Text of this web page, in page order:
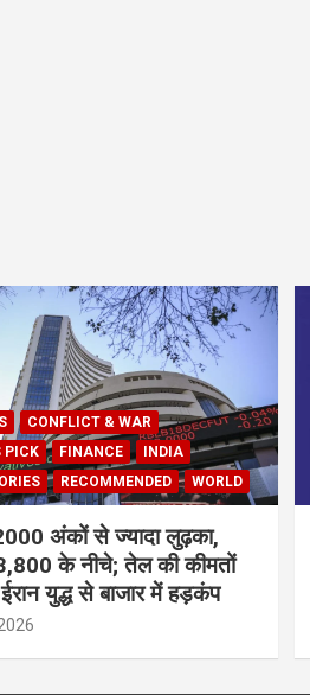
CONFLICT & WAR
PICK
FINANCE
INDIA
RECOMMENDED WORLD
अंकों से ज्यादा लुढ़का,
के नीचे; तेल की कीमतों
युद्ध से बाजार में हड़कंप